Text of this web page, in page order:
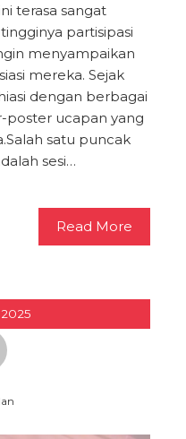
terasa sangat
partisipasi
menyampaikan
mereka. Sejak
dengan berbagai
poster ucapan yang
satu puncak
sesi…
Read More
2025